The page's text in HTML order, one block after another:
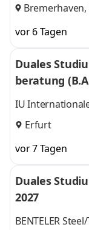
Bremerhaven,
vor 6 Tagen
Duales
beratung
IU
Erfurt
vor 7 Tagen
Duales
2027
BENTELER